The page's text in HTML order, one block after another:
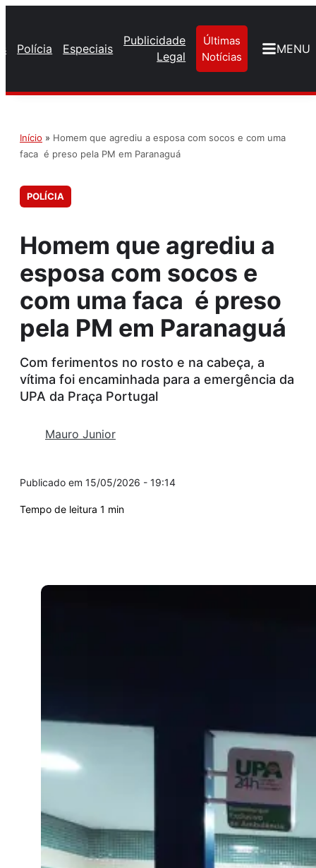
Polícia Especiais
Publicidade
Legal
Últimas
Notícias
MENU
Início » Homem que agrediu a esposa com socos e com uma
faca é preso pela PM em Paranaguá
POLÍCIA
Homem que agrediu a
esposa com socos e
com uma faca é preso
pela PM em Paranaguá
Com ferimentos no rosto e na cabeça, a
vítima foi encaminhada para a emergência da
UPA da Praça Portugal
Mauro Junior
15/05/2026 - 19:14